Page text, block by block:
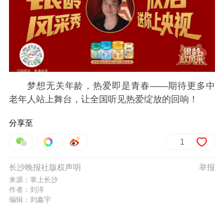
梦想无关年龄，热爱即是青春——期待更多中
老年人站上舞台，让全国听见热爱绽放的回响！
分享至
1
举报
长沙晚报社版权声明
来源：掌上长沙
作者：刘洋
编辑：刘鑫宇